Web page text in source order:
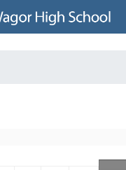
Jump to navigation